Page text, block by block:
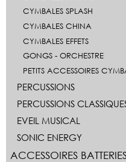
CYMBALES SPLASH
CYMBALES CHINA
CYMBALES EFFETS
GONGS - ORCHESTRE
PETITS ACCESSOIRES
PERCUSSIONS
PERCUSSIONS
EVEIL MUSICAL
SONIC ENERGY
ACCESSOIRES